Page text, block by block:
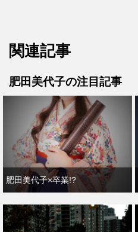
関連記事
肥田美代子の注目記事
肥田美代子×卒業!?